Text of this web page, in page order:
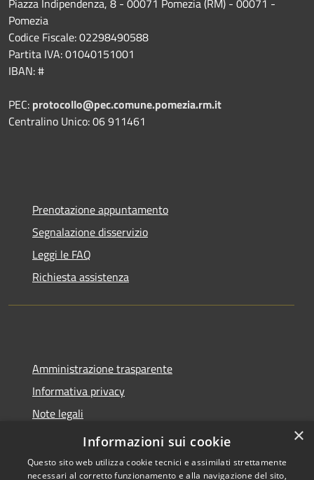
Piazza Indipendenza, 8 - 00071 Pomezia (RM) - 00071 -
Pomezia
Codice Fiscale: 02298490588
Partita IVA: 01040151001
IBAN: #
PEC: protocollo@pec.comune.pomezia.rm.it
Centralino Unico: 06 911461
Prenotazione appuntamento
Segnalazione disservizio
Leggi le FAQ
Richiesta assistenza
Amministrazione trasparente
Informativa privacy
Note legali
Dichiarazione di accessibilità
×
Informazioni sui cookie
Questo sito web utilizza cookie tecnici e assimilati strettamente
necessari al corretto funzionamento e alla navigazione del sito,